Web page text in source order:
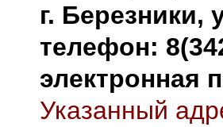
г. Березники,
телефон:
электронная
Указанный